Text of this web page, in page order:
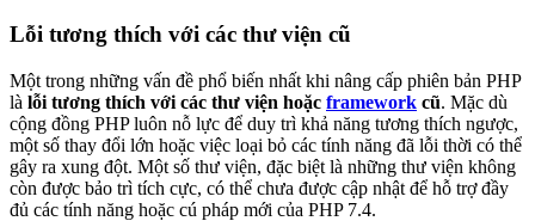
Lỗi tương thích với các thư viện cũ
Một trong những vấn đề phổ biến nhất khi nâng cấp phiên bản PHP
là lỗi tương thích với các thư viện hoặc framework cũ. Mặc dù
cộng đồng PHP luôn nỗ lực để duy trì khả năng tương thích ngược,
một số thay đổi lớn hoặc việc loại bỏ các tính năng đã lỗi thời có thể
gây ra xung đột. Một số thư viện, đặc biệt là những thư viện không
còn được bảo trì tích cực, có thể chưa được cập nhật để hỗ trợ đầy
đủ các tính năng hoặc cú pháp mới của PHP 7.4.